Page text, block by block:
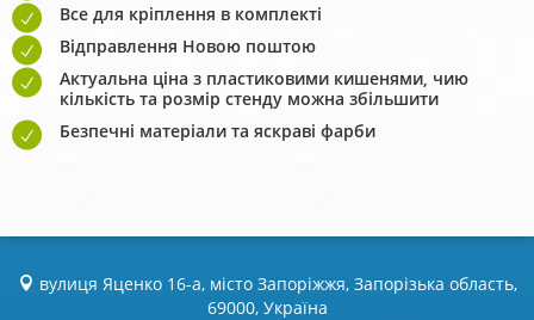
Все для кріплення в комплекті
Відправлення Новою поштою
Актуальна ціна з пластиковими кишенями, чию
кількість та розмір стенду можна збільшити
Безпечні матеріали та яскраві фарби
вулиця Яценко 16-а, місто Запоріжжя, Запорізька область,
69000, Україна